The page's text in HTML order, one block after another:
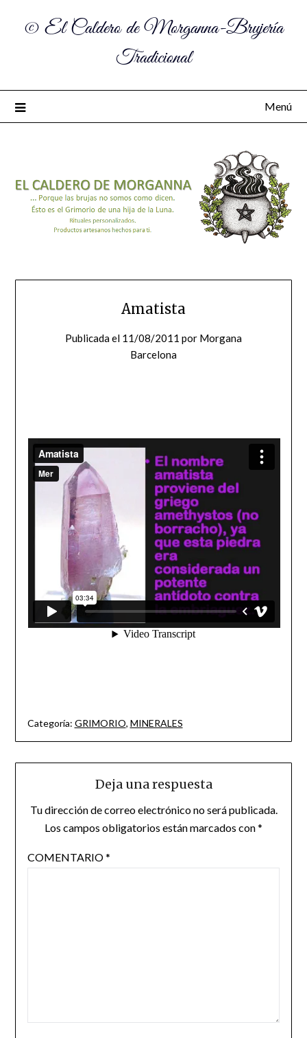
© El Caldero de Morganna-Brujería
Tradicional
Menú
Amatista
Publicada el 11/08/2011 por Morgana
Barcelona
Categoría: GRIMORIO, MINERALES
Deja una respuesta
Tu dirección de correo electrónico no será publicada.
Los campos obligatorios están marcados con*
COMENTARIO*